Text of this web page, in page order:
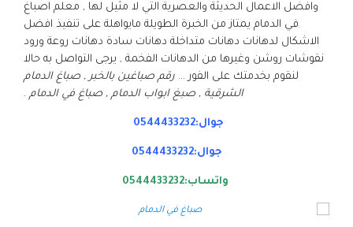
وافضل الاعمال الحديثة والعصرية التي لا مثيل لها , معلم اصباغ
في الدمام يمتاز من الخبرة الطويلة مايواهلة على تنفيذ افضل
الاشكال لدهانات دهانات متداخلة دهانات سادة دهانات روعة ورود
نقوشات روشن وغيرها من الدهانات الفخمة , يرجى التواصل به حالا
لنقوم بخدمتك على الفور … رقم صباغين بالخبر , صباغ الدمام
الشرقية , صبغ ابواب الدمام , صباغ في الدمام .
جوال:0544433232
جوال:0544433232
واتساب:0544433232